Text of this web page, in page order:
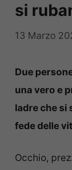
si
13 Marzo
Due
una vero e
ladre che si
fede delle
Occhio,